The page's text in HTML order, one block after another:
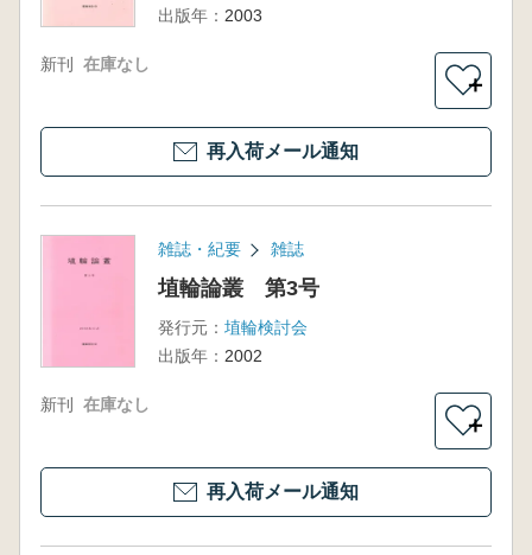
出版年： 2003
新刊 在庫なし
＋
再入荷メール通知
雑誌・紀要 雑誌
埴輪論叢 第3号
発行元： 埴輪検討会
出版年： 2002
新刊 在庫なし
＋
再入荷メール通知